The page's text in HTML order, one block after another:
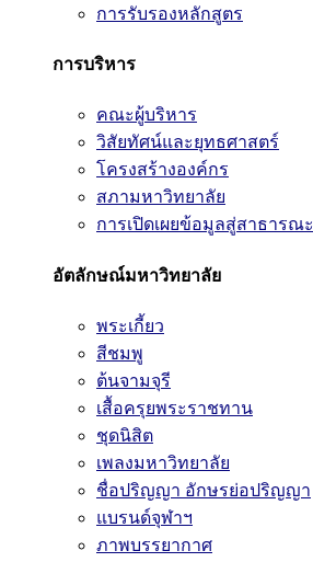
การรับรองหลักสูตร
การบริหาร
คณะผู้บริหาร
วิสัยทัศน์และยุทธศาสตร์
โครงสร้างองค์กร
สภามหาวิทยาลัย
การเปิดเผยข้อมูลสู่สาธารณะ
อัตลักษณ์มหาวิทยาลัย
พระเกี้ยว
สีชมพู
ต้นจามจุรี
เสื้อครุยพระราชทาน
ชุดนิสิต
เพลงมหาวิทยาลัย
ชื่อปริญญา อักษรย่อปริญญา
แบรนด์จุฬาฯ
ภาพบรรยากาศ